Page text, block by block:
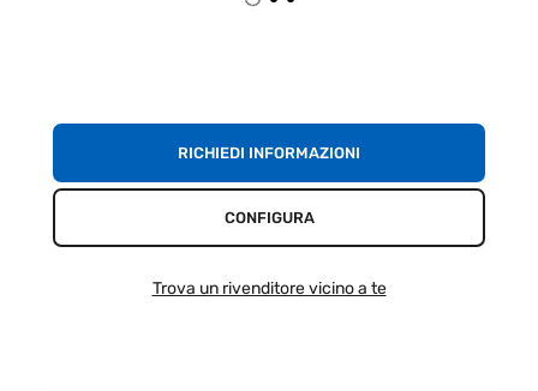
RICHIEDI INFORMAZIONI
CONFIGURA
Trova un rivenditore vicino a te